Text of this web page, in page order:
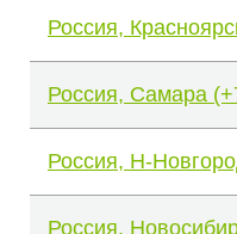
Россия,
Россия, Самара
Россия, Н-
Россия,